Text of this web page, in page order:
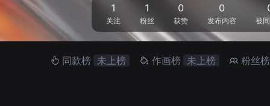
1
关注
1
粉丝
0
获赞
0
发布内容 被
同款榜 未上榜 作画榜 未上榜 粉丝榜